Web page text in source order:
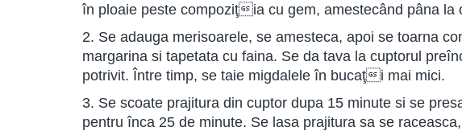
în ploaie peste compoziţia cu gem, amestecând pâna la
2. Se adauga merisoarele, se amesteca, apoi se toarna
margarina si tapetata cu faina. Se da tava la cuptorul
potrivit. Între timp, se taie migdalele în bucaţi mai mici.
3. Se scoate prajitura din cuptor dupa 15 minute si se
pentru înca 25 de minute. Se lasa prajitura sa se